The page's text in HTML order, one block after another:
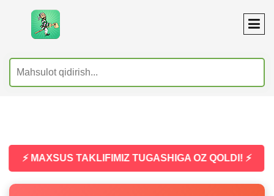
⚡ MAXSUS TAKLIFIMIZ TUGASHIGA OZ QOLDI! ⚡